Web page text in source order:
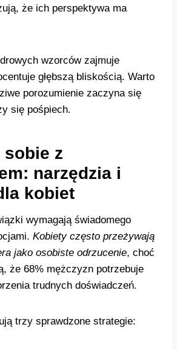
że ich perspektywa ma
wzorców zajmuje
głębszą bliskością. Warto
porozumienie zaczyna się
się pośpiech.
sobie z
narzędzia i
kobiet
wymagają świadomego
Kobiety często przeżywają
jako osobiste odrzucenie, choć
że 68% mężczyzn potrzebuje
trudnych doświadczeń.
trzy sprawdzone strategie: